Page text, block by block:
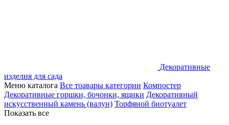
Декоративные
изделия для сада
Меню каталога Все тоавары категории Компостер
Декоративные горшки, бочонки, ящики Декоративный
искусственный камень (валун) Торфяной биотуалет
Показать все